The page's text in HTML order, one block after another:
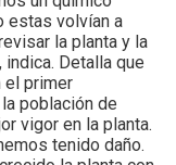
estas volvían a
la planta y la
Detalla que
el primer
población de
vigor en la planta.
tenido daño.